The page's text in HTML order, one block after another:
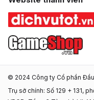
© 2024 Công ty Cổ phần
Trụ sở chính: Số 129 + 131,